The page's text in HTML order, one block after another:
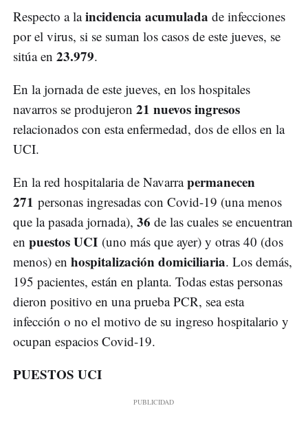
Respecto a laincidencia acumulada de infecciones
por el virus, si se suman los casos de este jueves, se
sitúa en 23.979.
En la jornada de este jueves, en los hospitales
navarros se produjeron 21 nuevos ingresos
relacionados con esta enfermedad, dos de ellos en la
UCI.
En la red hospitalaria de Navarrapermanecen
271 personas ingresadas con Covid-19 (una menos
que la pasada jornada), 36 de las cuales se encuentran
en puestos UCI (uno más que ayer) y otras 40 (dos
menos) en hospitalización domiciliaria. Los demás,
195 pacientes, están en planta. Todas estas personas
dieron positivo en una prueba PCR, sea esta
infección o no el motivo de su ingreso hospitalario y
ocupan espacios Covid-19.
PUESTOS UCI